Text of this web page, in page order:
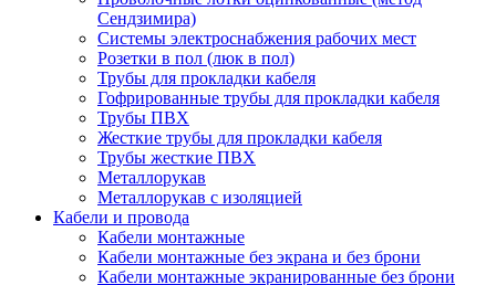
Сендзимира)
Системы электроснабжения рабочих мест
Розетки в пол (люк в пол)
Трубы для прокладки кабеля
Гофрированные трубы для прокладки кабеля
Трубы ПВХ
Жесткие трубы для прокладки кабеля
Трубы жесткие ПВХ
Металлорукав
Металлорукав с изоляцией
Кабели и провода
Кабели монтажные
Кабели монтажные без экрана и без брони
Кабели монтажные экранированные без брони